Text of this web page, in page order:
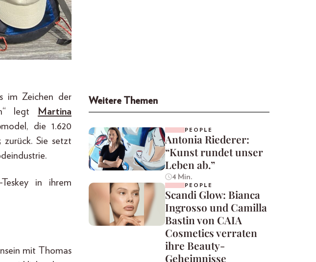
im Zeichen der
legt
Martina
die 1.620
Sie setzt
in ihrem
mit Thomas
Weitere Themen
PEOPLE
Antonia Riederer:
“Kunst rundet unser
Leben ab.”
4 Min.
PEOPLE
Scandi Glow: Bianca
Ingrosso und Camilla
Bastin von CAIA
Cosmetics verraten
ihre Beauty-
Geheimnisse